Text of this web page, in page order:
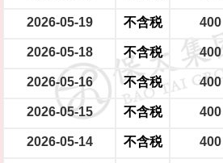
2026-05-19 不含税 400
2026-05-18 不含税 400
2026-05-16 不含税 400
2026-05-15 不含税 400
2026-05-14 不含税 400